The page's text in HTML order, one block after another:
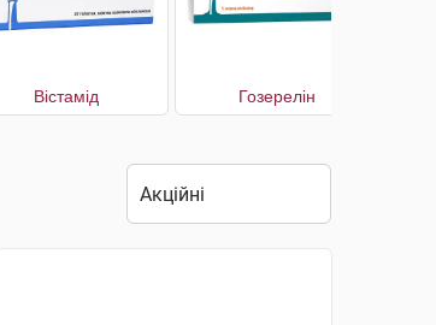
Вістамід Гозерелін